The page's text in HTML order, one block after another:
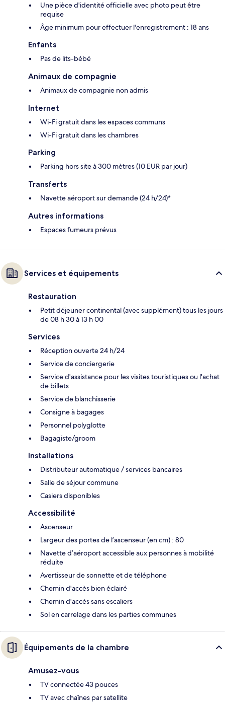
Une pièce d'identité officielle avec photo peut être
requise
Âge minimum pour effectuer l'enregistrement : 18 ans
Enfants
Pas de lits-bébé
Animaux de compagnie
Animaux de compagnie non admis
Internet
Wi-Fi gratuit dans les espaces communs
Wi-Fi gratuit dans les chambres
Parking
Parking hors site à 300 mètres (10 EUR par jour)
Transferts
Navette aéroport sur demande (24 h/24)*
Autres informations
Espaces fumeurs prévus
Services et équipements
Restauration
Petit déjeuner continental (avec supplément) tous les jours
de 08 h 30 à 13 h 00
Services
Réception ouverte 24 h/24
Service de conciergerie
Service d'assistance pour les visites touristiques ou l'achat
de billets
Service de blanchisserie
Consigne à bagages
Personnel polyglotte
Bagagiste/groom
Installations
Distributeur automatique / services bancaires
Salle de séjour commune
Casiers disponibles
Accessibilité
Ascenseur
Largeur des portes de l’ascenseur (en cm) : 80
Navette d’aéroport accessible aux personnes à mobilité
réduite
Avertisseur de sonnette et de téléphone
Chemin d'accès bien éclairé
Chemin d'accès sans escaliers
Sol en carrelage dans les parties communes
Équipements de la chambre
Amusez-vous
TV connectée 43 pouces
TV avec chaînes par satellite